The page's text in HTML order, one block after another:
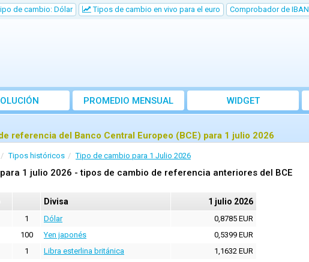
de cambio: Dólar Tipos de cambio en vivo para el euro Comprobador de IBAN
PROMEDIO MENSUAL WIDGET
referencia del Banco Central Europeo (BCE) para 1 julio 2026
Tipos históricos Tipo de cambio para 1 Julio 2026
1 julio 2026 - tipos de cambio de referencia anteriores del BCE
Divisa 1 julio 2026
1 Dólar
0,8785 EUR
100 Yen japonés
0,5399 EUR
1 Libra esterlina británica
1,1632 EUR